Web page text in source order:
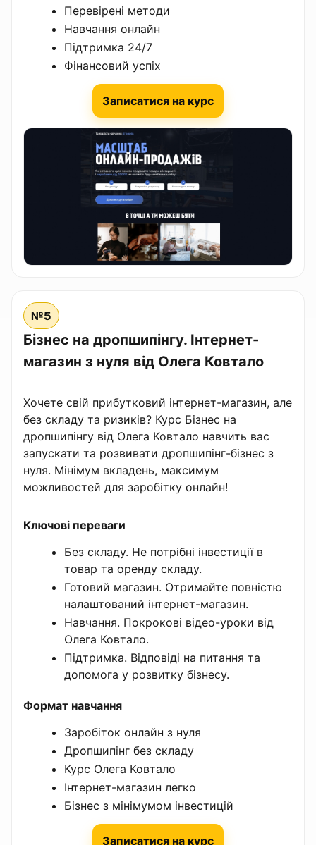
Перевірені методи
Навчання онлайн
Підтримка 24/7
Фінансовий успіх
Записатися на курс
№5
Бізнес на дропшипінгу. Інтернет-
магазин з нуля від Олега Ковтало
Хочете свій прибутковий інтернет-магазин, але
без складу та ризиків? Курс Бізнес на
дропшипінгу від Олега Ковтало навчить вас
запускати та розвивати дропшипінг-бізнес з
нуля. Мінімум вкладень, максимум
можливостей для заробітку онлайн!
Ключові переваги
Без складу. Не потрібні інвестиції в
товар та оренду складу.
Готовий магазин. Отримайте повністю
налаштований інтернет-магазин.
Навчання. Покрокові відео-уроки від
Олега Ковтало.
Підтримка. Відповіді на питання та
допомога у розвитку бізнесу.
Формат навчання
Заробіток онлайн з нуля
Дропшипінг без складу
Курс Олега Ковтало
Інтернет-магазин легко
Бізнес з мінімумом інвестицій
Записатися на курс